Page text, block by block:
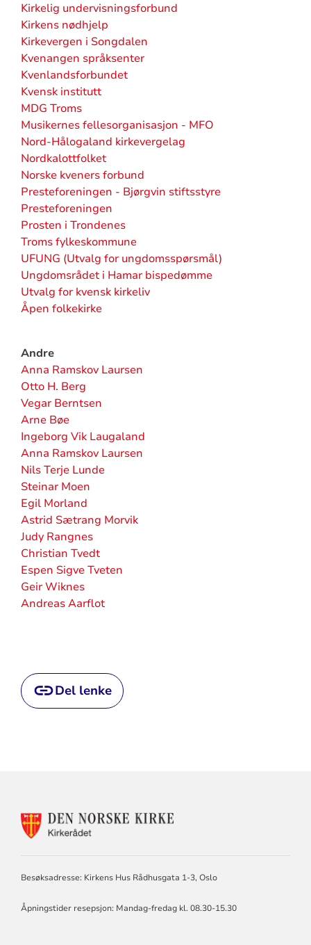
Kirkelig undervisningsforbund
Kirkens nødhjelp
Kirkevergen i Songdalen
Kvenangen språksenter
Kvenlandsforbundet
Kvensk institutt
MDG Troms
Musikernes fellesorganisasjon - MFO
Nord-Hålogaland kirkevergelag
Nordkalottfolket
Norske kveners forbund
Presteforeningen - Bjørgvin stiftsstyre
Presteforeningen
Prosten i Trondenes
Troms fylkeskommune
UFUNG (Utvalg for ungdomsspørsmål)
Ungdomsrådet i Hamar bispedømme
Utvalg for kvensk kirkeliv
Åpen folkekirke
Andre
Anna Ramskov Laursen
Otto H. Berg
Vegar Berntsen
Arne Bøe
Ingeborg Vik Laugaland
Anna Ramskov Laursen
Nils Terje Lunde
Steinar Moen
Egil Morland
Astrid Sætrang Morvik
Judy Rangnes
Christian Tvedt
Espen Sigve Tveten
Geir Wiknes
Andreas Aarflot
Del lenke
KONTAKTINFORMASJON
Besøksadresse: Kirkens Hus Rådhusgata 1-3, Oslo
Åpningstider resepsjon: Mandag-fredag kl. 08.30-15.30